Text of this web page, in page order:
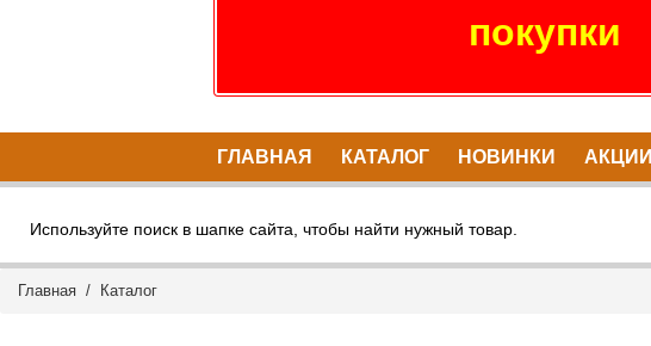
покупки
ГЛАВНАЯ КАТАЛОГ НОВИНКИ АКЦИИ
Используйте поиск в шапке сайта, чтобы найти нужный товар.
Главная / Каталог